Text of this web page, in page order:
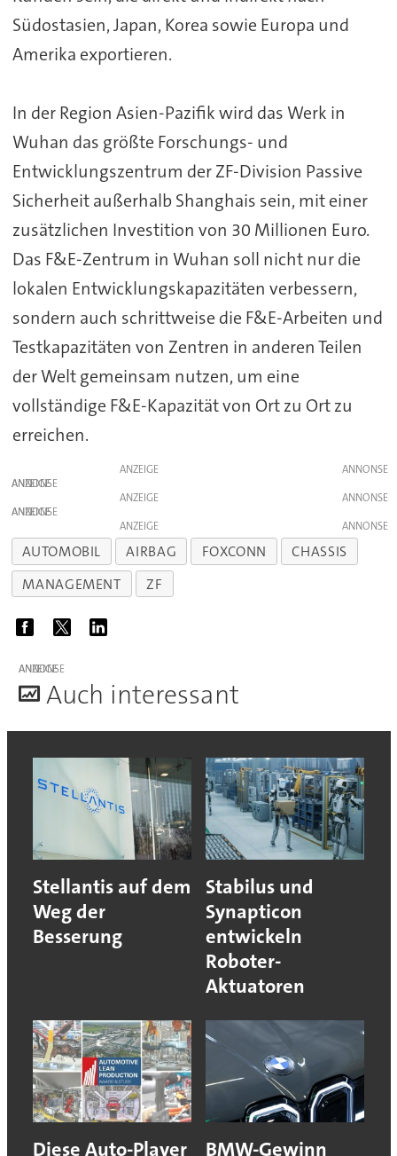
Südostasien, Japan, Korea sowie Europa und
Amerika exportieren.
In der Region Asien-Pazifik wird das Werk in
Wuhan das größte Forschungs- und
Entwicklungszentrum der ZF-Division Passive
Sicherheit außerhalb Shanghais sein, mit einer
zusätzlichen Investition von 30 Millionen Euro.
Das F&E-Zentrum in Wuhan soll nicht nur die
lokalen Entwicklungskapazitäten verbessern,
sondern auch schrittweise die F&E-Arbeiten und
Testkapazitäten von Zentren in anderen Teilen
der Welt gemeinsam nutzen, um eine
vollständige F&E-Kapazität von Ort zu Ort zu
erreichen.
ANZEIGE
ANZEIGE
ANZEIGE
ANZEIGE
ANZEIGE
AUTOMOBIL AIRBAG FOXCONN
CHASSIS
MANAGEMENT
ZF
ANZEIGE
Auch interessant
Stellantis auf dem
Weg der
Besserung
Stabilus und
Synapticon
entwickeln
Roboter-
Aktuatoren
Diese Auto-Player
BMW-Gewinn